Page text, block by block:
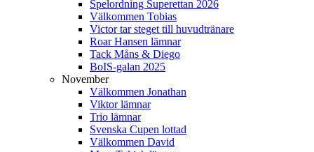
Spelordning Superettan 2026
Välkommen Tobias
Victor tar steget till huvudtränare
Roar Hansen lämnar
Tack Måns & Diego
BoIS-galan 2025
November
Välkommen Jonathan
Viktor lämnar
Trio lämnar
Svenska Cupen lottad
Välkommen David